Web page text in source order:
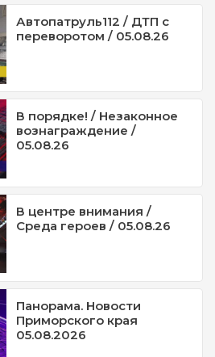
Автопатруль112 / ДТП с
переворотом / 05.08.26
В порядке! / Незаконное
вознаграждение /
05.08.26
В центре внимания /
Среда героев / 05.08.26
Панорама. Новости
Приморского края
05.08.2026